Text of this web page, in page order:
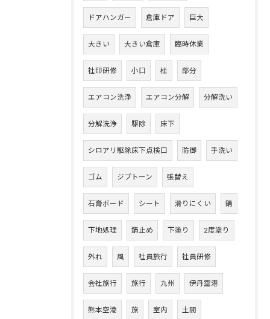
ドアハンガー 倉庫ドア 巨大
大きい 大きい倉庫 臨時休業
社印研修 小口 柱 部分
エアコン洗浄 エアコン分解 分解洗い
分解洗浄 駆除 床下
シロアリ駆除床下点検口 防御 手洗い
ゴム ジプトーン 張替え
石膏ボード シート 滑りにくい 錆
下地処理 錆止め 下塗り 2度塗り
外れ 風 社員旅行 社員研修
会社旅行 旅行 九州 伊丹空港
熊本空港 旅 室内 土間